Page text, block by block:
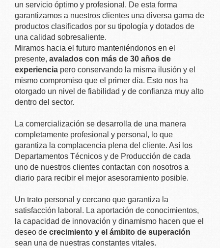
un servicio óptimo y profesional. De esta forma
garantizamos a nuestros clientes una diversa gama de
productos clasificados por su tipología y dotados de
una calidad sobresaliente.
Miramos hacia el futuro manteniéndonos en el
presente, avalados con más de 30 años de
experiencia pero conservando la misma ilusión y el
mismo compromiso que el primer día. Esto nos ha
otorgado un nivel de fiabilidad y de confianza muy alto
dentro del sector.
La comercialización se desarrolla de una manera
completamente profesional y personal, lo que
garantiza la complacencia plena del cliente. Así los
Departamentos Técnicos y de Producción de cada
uno de nuestros clientes contactan con nosotros a
diario para recibir el mejor asesoramiento posible.
Un trato personal y cercano que garantiza la
satisfacción laboral. La aportación de conocimientos,
la capacidad de innovación y dinamismo hacen que el
deseo de crecimiento y el ámbito de superación
sean una de nuestras constantes vitales.